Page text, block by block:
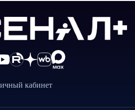
кабинет